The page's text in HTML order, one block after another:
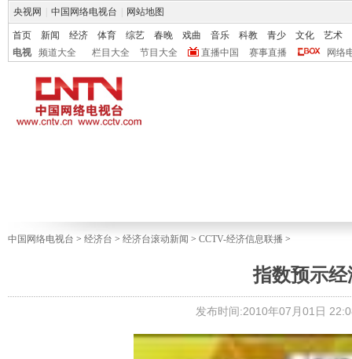
央视网 中国网络电视台 网站地图
首页 新闻 经济 体育 综艺 春晚 戏曲 音乐 科教 青少 文化
艺术
电视
频道大全 栏目大全 节目大全 直播中国 赛事直播 网络
中国网络电视台 > 经济台 > 经济台滚动新闻 > CCTV-经济信息联播 >
指数预示
发布时间:2010年07月01日